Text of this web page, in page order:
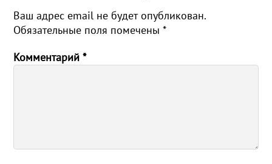
Ваш адрес email не будет опубликован.
Обязательные поля помечены*
Комментарий*